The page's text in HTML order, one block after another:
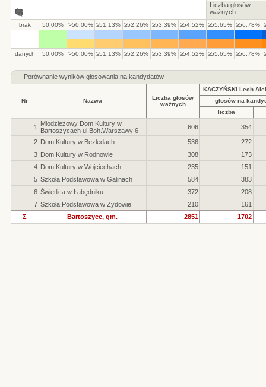
Liczba głosów
ważnych:
brak 50.00% >50.00% ≥51.13% ≥52.26% ≥53.39% ≥54.52% ≥55.65% ≥56.78%
danych 50.00% >50.00% ≥51.13% ≥52.26% ≥53.39% ≥54.52% ≥55.65% ≥56.78%
Porównanie wyników głosowania na kandydatów
Nr Nazwa
Liczba głosów
ważnych
KACZYŃSKI Lech
głosów na
liczba
1
Młodzieżowy Dom Kultury w
Bartoszycach ul.Boh.Warszawy 6
606 354
2 Dom Kultury w Bezledach 536
272
3 Dom Kultury w Rodnowie 308
173
4 Dom Kultury w Wojciechach 235
151
5 Szkoła Podstawowa w Galinach 584
383
6 Świetlica w Łabędniku 372
208
7 Szkoła Podstawowa w Żydowie 210
161
Σ
Bartoszyce, gm. 2851 1702